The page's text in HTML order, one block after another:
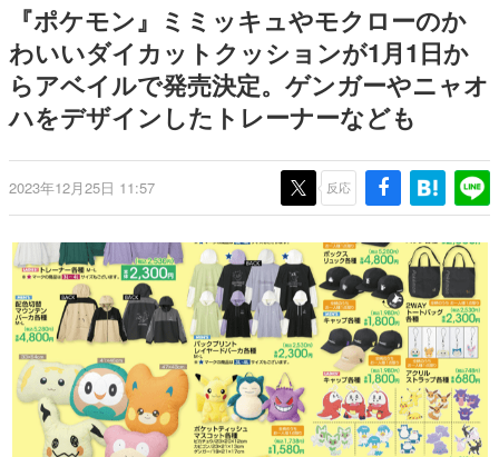
きます。
赫本
この物語を解いてはいけない。『赫本』は、〈試験問題〉
の形をした短編ホラー小説集です。
これからのデジタルゲーム市場を担う若きクリエイター達
の姿を追い、彼らのルーツと情熱を探っていきます。
ゲームに多大な影響を受けた作家さんに取材し、ゲームが
日本のコンテンツ産業やカルチャーに与えた影響を探る企
画です。
日本モバイルゲーム産業史
日本のモバイルゲーム史における主要なトピック・タイト
ルを網羅するほか、開発者へのインタビューや識者による
解説を掲載。約20年の歴史が一望できる決定版！
若ゲのいたり〜ゲームクリエイターの青春〜
『うつヌケ』『ペンと箸』等で知られるマンガ家・田中圭
一先生によるゲーム業界レポートマンガです。
『ポケモン』ミミッキュやモクローのか
わいいダイカットクッションが1月1日か
らアベイルで発売決定。ゲンガーやニャオ
ハをデザインしたトレーナーなども
2023年12月25日 11:57 反応